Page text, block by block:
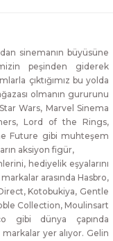
sinemanın büyüsüne
peşinden giderek
çıktığımız bu yolda
olmanın gururunu
Wars, Marvel Sinema
Lord of the Rings,
Future gibi muhteşem
aksiyon figür,
hediyelik eşyalarını
markalar arasında Hasbro,
Kotobukiya, Gentle
Collection, Moulinsart
gibi dünya çapında
markalar yer alıyor. Gelin